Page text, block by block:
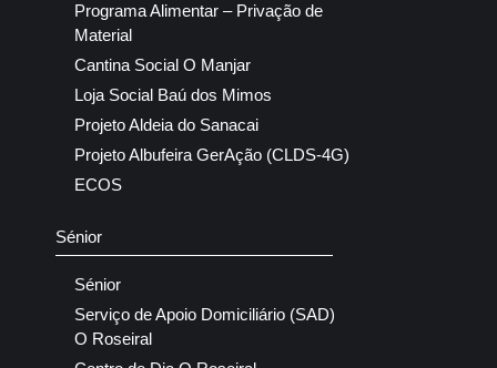
Programa Alimentar – Privação de
Material
Cantina Social O Manjar
Loja Social Baú dos Mimos
Projeto Aldeia do Sanacai
Projeto Albufeira GerAção (CLDS-4G)
ECOS
Sénior
Sénior
Serviço de Apoio Domiciliário (SAD)
O Roseiral